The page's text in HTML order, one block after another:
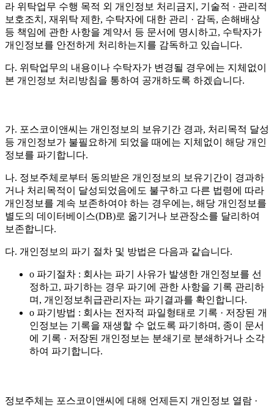
라 위탁업무 수행 목적 외 개인정보 처리금지, 기술적 · 관리적
보호조치, 재위탁 제한, 수탁자에 대한 관리 · 감독, 손해배상
등 책임에 관한 사항을 계약서 등 문서에 명시하고, 수탁자가
개인정보를 안전하게 처리하는지를 감독하고 있습니다.
다. 위탁업무의 내용이나 수탁자가 변경될 경우에는 지체없이
본 개인정보 처리방침을 통하여 공개하도록 하겠습니다.
가. 포스코이앤씨는 개인정보의 보유기간 경과, 처리목적 달성
등 개인정보가 불필요하게 되었을 때에는 지체없이 해당 개인
정보를 파기합니다.
나. 정보주체로부터 동의받은 개인정보의 보유기간이 경과하
거나 처리목적이 달성되었음에도 불구하고 다른 법령에 따라
개인정보를 계속 보존하여야 하는 경우에는, 해당 개인정보를
별도의 데이터베이스(DB)로 옮기거나 보관장소를 달리하여
보존합니다.
다. 개인정보의 파기 절차 및 방법은 다음과 같습니다.
o 파기절차 : 회사는 파기 사유가 발생한 개인정보를 선
정하고, 파기하는 경우 파기에 관한 사항을 기록 관리하
며, 개인정보취급관리자는 파기결과를 확인합니다.
o 파기방법 : 회사는 전자적 파일형태로 기록 · 저장된 개
인정보는 기록을 재생할 수 없도록 파기하며, 종이 문서
에 기록 · 저장된 개인정보는 분쇄기로 분쇄하거나 소각
하여 파기합니다.
정보주체는 포스코이앤씨에 대해 언제든지 개인정보 열람 ·